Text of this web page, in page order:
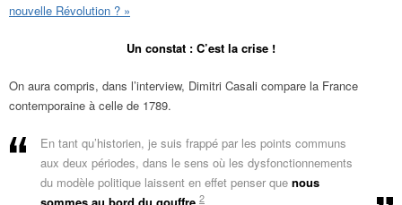
nouvelle Révolution ? »
Un constat : C’est la crise !
On aura compris, dans l’interview, Dimitri Casali compare la France
contemporaine à celle de 1789.
En tant qu’historien, je suis frappé par les points communs
aux deux périodes, dans le sens où les dysfonctionnements
du modèle politique laissent en effet penser que nous
2